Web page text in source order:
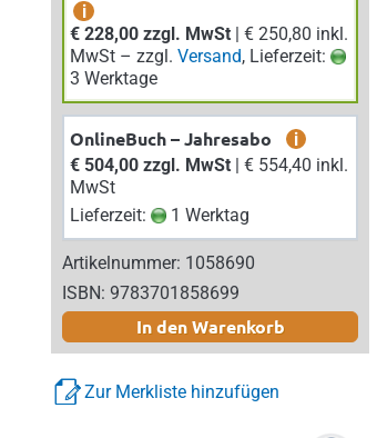
i
€ 228,00 zzgl. MwSt | € 250,80 inkl.
MwSt – zzgl.Versand, Lieferzeit:
3 Werktage
OnlineBuch – Jahresabo
i
€ 504,00 zzgl. MwSt | € 554,40 inkl.
MwSt
Lieferzeit:
1 Werktag
Artikelnummer: 1058690
ISBN: 9783701858699
In den Warenkorb
Zur Merkliste hinzufügen